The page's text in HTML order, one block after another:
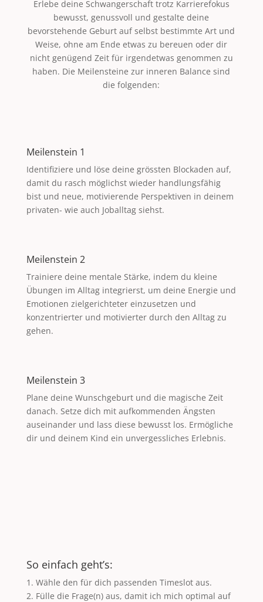
Erlebe deine Schwangerschaft trotz Karrierefokus
bewusst, genussvoll und gestalte deine
bevorstehende Geburt auf selbst bestimmte Art und
Weise, ohne am Ende etwas zu bereuen oder dir
nicht genügend Zeit für irgendetwas genommen zu
haben. Die Meilensteine zur inneren Balance sind
die folgenden:
Meilenstein 1
Identifiziere und löse deine grössten Blockaden auf,
damit du rasch möglichst wieder handlungsfähig
bist und neue, motivierende Perspektiven in deinem
privaten- wie auch Joballtag siehst.
Meilenstein 2
Trainiere deine mentale Stärke, indem du kleine
Übungen im Alltag integrierst, um deine Energie und
Emotionen zielgerichteter einzusetzen und
konzentrierter und motivierter durch den Alltag zu
gehen.
Meilenstein 3
Plane deine Wunschgeburt und die magische Zeit
danach. Setze dich mit aufkommenden Ängsten
auseinander und lass diese bewusst los. Ermögliche
dir und deinem Kind ein unvergessliches Erlebnis.
So einfach geht’s:
1. Wähle den für dich passenden Timeslot aus.
2. Fülle die Frage(n) aus, damit ich mich optimal auf